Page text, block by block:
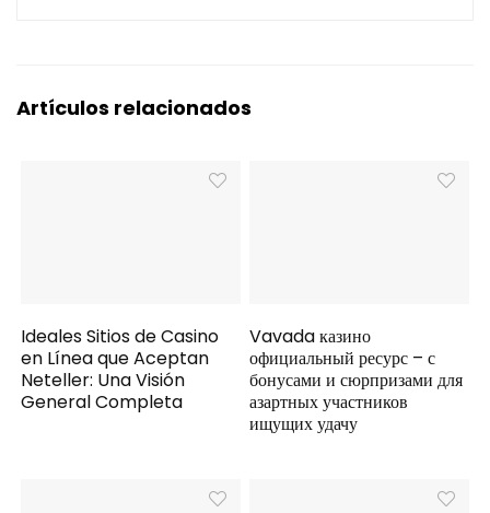
Artículos relacionados
Ideales Sitios de Casino
en Línea que Aceptan
Neteller: Una Visión
General Completa
Vavada казино
официальный ресурс – с
бонусами и сюрпризами для
азартных участников
ищущих удачу